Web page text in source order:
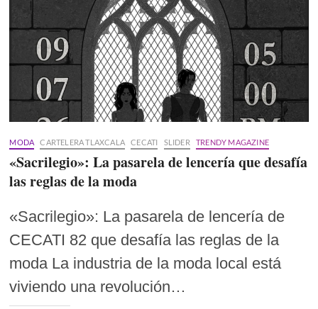
MODA CARTELERA TLAXCALA CECATI SLIDER TRENDY MAGAZINE
«Sacrilegio»: La pasarela de lencería que desafía
las reglas de la moda
«Sacrilegio»: La pasarela de lencería de
CECATI 82 que desafía las reglas de la
moda La industria de la moda local está
viviendo una revolución…